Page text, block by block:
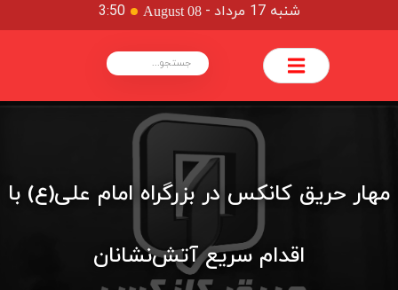
شنبه 17 مرداد -
August 08
3:50
مهار حریق کانکس در بزرگراه امام علی(ع) با
اقدام سریع آتش‌نشانان